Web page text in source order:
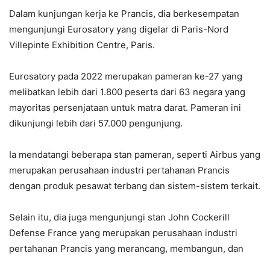
Dalam kunjungan kerja ke Prancis, dia berkesempatan
mengunjungi Eurosatory yang digelar di Paris-Nord
Villepinte Exhibition Centre, Paris.
Eurosatory pada 2022 merupakan pameran ke-27 yang
melibatkan lebih dari 1.800 peserta dari 63 negara yang
mayoritas persenjataan untuk matra darat. Pameran ini
dikunjungi lebih dari 57.000 pengunjung.
Ia mendatangi beberapa stan pameran, seperti Airbus yang
merupakan perusahaan industri pertahanan Prancis
dengan produk pesawat terbang dan sistem-sistem terkait.
Selain itu, dia juga mengunjungi stan John Cockerill
Defense France yang merupakan perusahaan industri
pertahanan Prancis yang merancang, membangun, dan